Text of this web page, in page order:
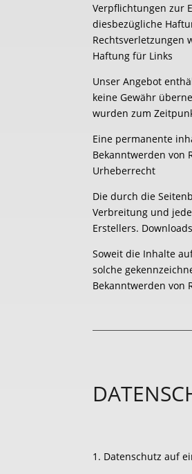
Verpflichtungen zur
diesbezügliche
Rechtsverletzungen
Haftung für Links
Unser Angebot
keine Gewähr
wurden zum
Eine permanente
Bekanntwerden von
Urheberrecht
Die durch die
Verbreitung und
Erstellers.
Soweit die Inhalte
solche
Bekanntwerden von
1. Datenschutz auf